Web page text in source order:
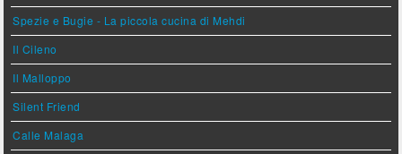
Spezie e Bugie - La piccola cucina di Mehdi
Il Cileno
Il Malloppo
Silent Friend
Calle Malaga